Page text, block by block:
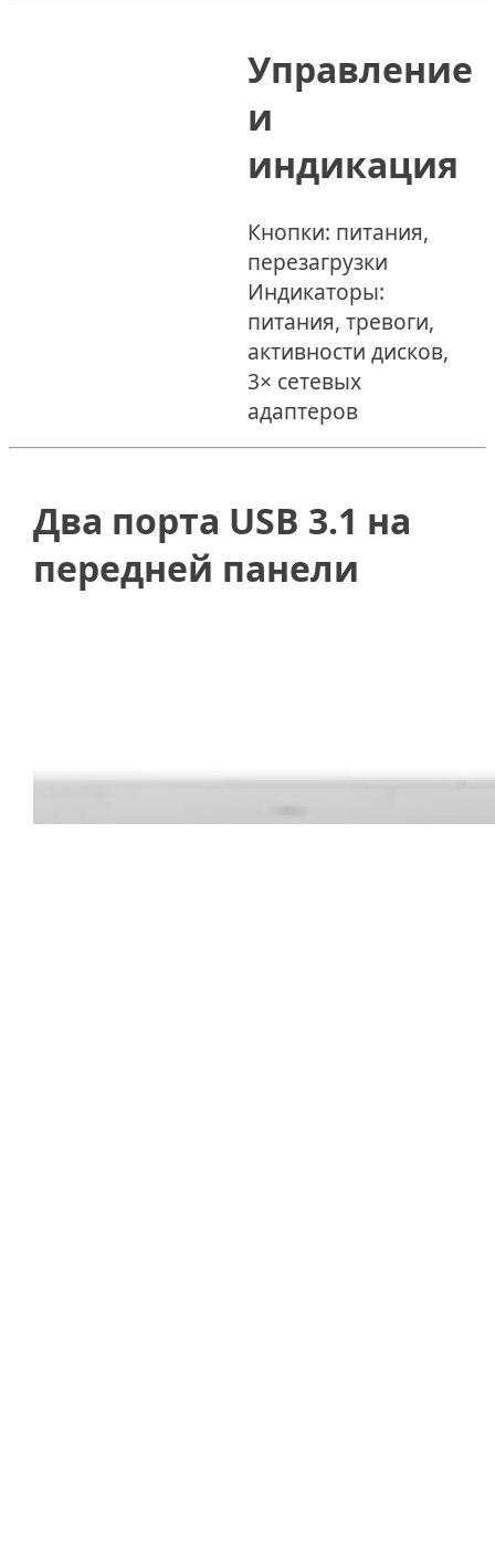
Управление
и
индикация
Кнопки: питания,
перезагрузки
Индикаторы:
питания, тревоги,
активности дисков,
3× сетевых
адаптеров
Два порта USB 3.1 на
передней панели